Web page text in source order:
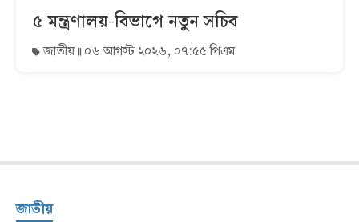
৫ মন্ত্রণালয়-বিভাগে নতুন সচিব
জাতীয় ০৬ আগস্ট ২০২৬, ০৭:৫৫ পিএম
জাতীয়